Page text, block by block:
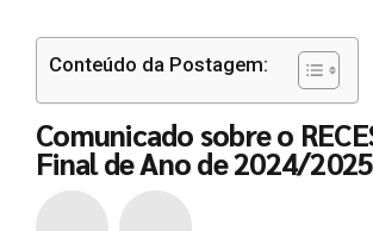
Conteúdo da Postagem:
Comunicado sobre o
Final de Ano de 2024/2025